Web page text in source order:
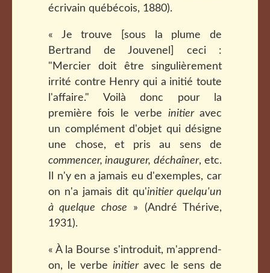
écrivain québécois, 1880).
« Je trouve [sous la plume de
Bertrand de Jouvenel] ceci :
"Mercier doit être singulièrement
irrité contre Henry qui a initié toute
l'affaire." Voilà donc pour la
première fois le verbe initieravec
un complément d'objet qui désigne
une chose, et pris au sens de
commencer, inaugurer, déchaîner, etc.
Il n'y en a jamais eu d'exemples, car
on n'a jamais dit qu'initier quelqu'un
à quelque chose » (André Thérive,
1931).
« À la Bourse s'introduit, m'apprend-
on, le verbeinitieravec le sens de